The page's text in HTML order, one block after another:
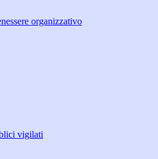
organizzativo
vigilati